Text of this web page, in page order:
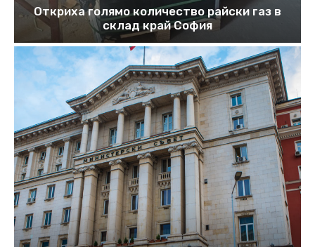
Откриха голямо количество райски газ в
склад край София